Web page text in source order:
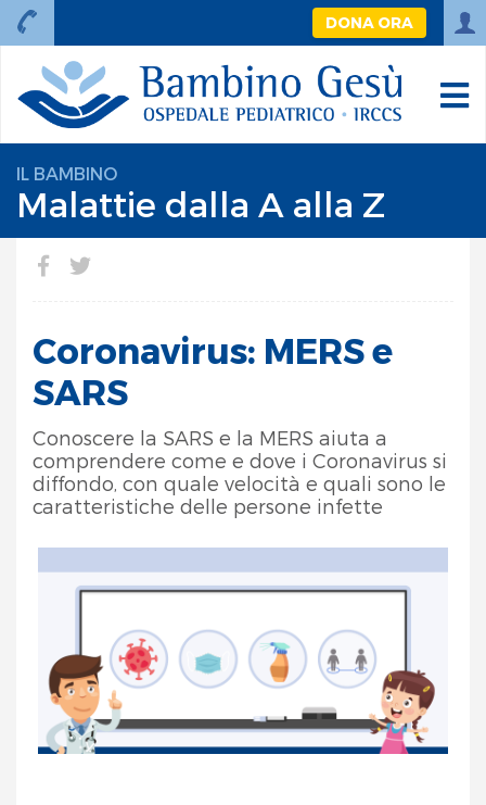
DONA ORA
IL BAMBINO
Malattie dalla A alla Z
Coronavirus: MERS e
SARS
Conoscere la SARS e la MERS aiuta a
comprendere come e dove i Coronavirus si
diffondo, con quale velocità e quali sono le
caratteristiche delle persone infette